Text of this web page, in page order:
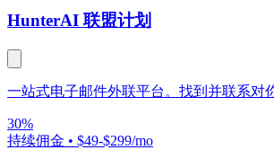
HunterAI 联盟计划
一站式电子邮件外联平台。找到并联系对
30%
持续佣金 • $49-$299/mo